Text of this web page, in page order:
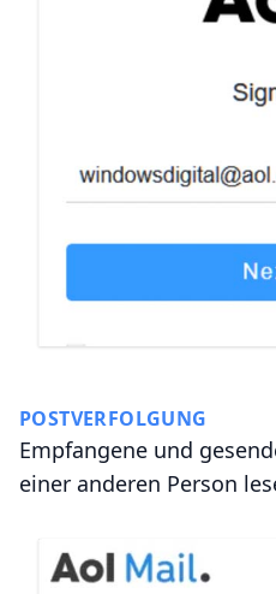
POSTVERFOLGUNG
Empfangene und
einer anderen Person